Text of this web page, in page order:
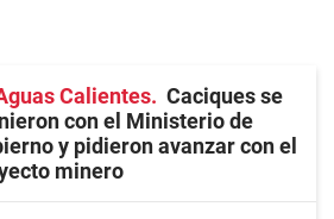
Calientes
Caciques se
con el Ministerio de
y pidieron avanzar con el
minero